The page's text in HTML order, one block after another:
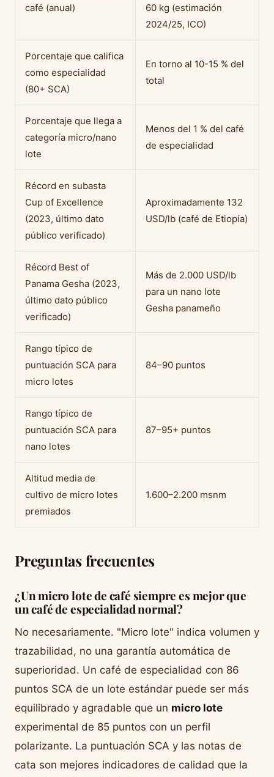
café (anual)
60 kg (estimación
2024/25, ICO)
Porcentaje que califica
como especialidad
(80+ SCA)
En torno al 10-15 % del
total
Porcentaje que llega a
categoría micro/nano
lote
Menos del 1 % del café
de especialidad
Récord en subasta
Cup of Excellence
(2023, último dato
público verificado)
Aproximadamente 132
USD/lb (café de Etiopía)
Récord Best of
Panama Gesha (2023,
último dato público
verificado)
Más de 2.000 USD/lb
para un nano lote
Gesha panameño
Rango típico de
puntuación SCA para
micro lotes
84–90 puntos
Rango típico de
puntuación SCA para
nano lotes
87–95+ puntos
Altitud media de
cultivo de micro lotes
premiados
1.600–2.200 msnm
Preguntas frecuentes
¿Un micro lote de café siempre es mejor que
un café de especialidad normal?
No necesariamente. "Micro lote" indica volumen y
trazabilidad, no una garantía automática de
superioridad. Un café de especialidad con 86
puntos SCA de un lote estándar puede ser más
equilibrado y agradable que un micro lote
experimental de 85 puntos con un perfil
polarizante. La puntuación SCA y las notas de
cata son mejores indicadores de calidad que la